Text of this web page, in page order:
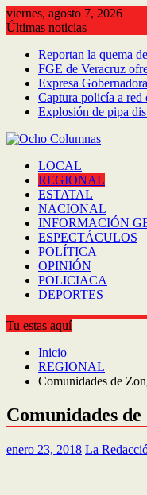
Saltar
al
viernes, agosto 7, 2026
Últimas noticias
Reportan la quema
FGE de Veracruz
Expresa
Captura policía a red
Explosión de pipa
LOCAL
REGIONAL
ESTATAL
NACIONAL
INFORMACIÓN
ESPECTÁCULOS
POLÍTICA
OPINIÓN
POLICIACA
DEPORTES
Tu estas aquí
Inicio
REGIONAL
Comunidades de
Comunidades
enero 23, 2018 La